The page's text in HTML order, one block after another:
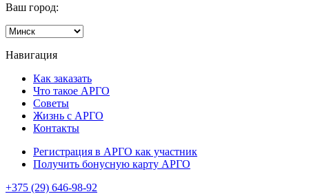
Ваш город:
Навигация
Как заказать
Что такое АРГО
Советы
Жизнь с АРГО
Контакты
Регистрация в АРГО как участник
Получить бонусную карту АРГО
+375 (29) 646-98-92